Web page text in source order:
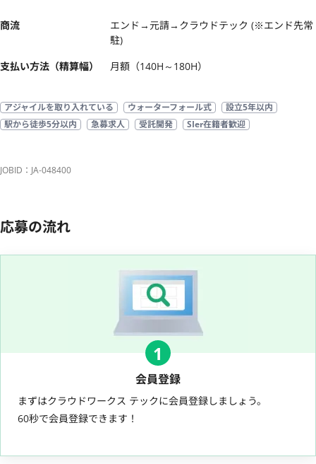
商流
エンド→元請→クラウドテック (※エンド先常
駐)
支払い方法（精算幅）
月額（140H～180H）
アジャイルを取り入れている ウォーターフォール式
設立5年以内
駅から徒歩5分以内
急募求人 受託開発 SIer在籍者歓迎
JOBID：JA-048400
応募の流れ
1
会員登録
まずはクラウドワークス テックに会員登録しましょう。
60秒で会員登録できます！